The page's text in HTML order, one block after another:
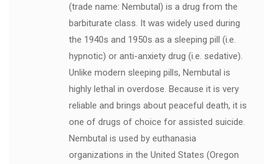
(trade name: Nembutal) is a drug from the
barbiturate class. It was widely used during
the 1940s and 1950s as a sleeping pill (i.e.
hypnotic) or anti-anxiety drug (i.e. sedative).
Unlike modern sleeping pills, Nembutal is
highly lethal in overdose. Because it is very
reliable and brings about peaceful death, it is
one of drugs of choice for assisted suicide.
Nembutal is used by euthanasia
organizations in the United States (Oregon